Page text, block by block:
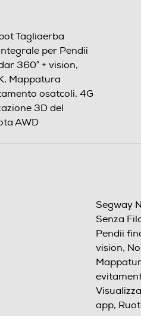
Tagliaerba
per Pendii
360° + vision,
Mappatura
osatcoli, 4G
3D del
AWD
Segway
Senza
Pendii
vision,
app,